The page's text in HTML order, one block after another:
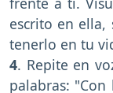
escrito en
tenerlo en tu
4. Repite en
palabras: